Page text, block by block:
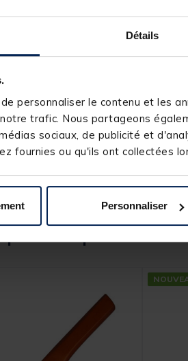
Détails
personnaliser le contenu et les
trafic. Nous partageons
sociaux, de publicité et
fournies ou qu'ils ont collectées
Personnaliser
144980-1
MADCAT